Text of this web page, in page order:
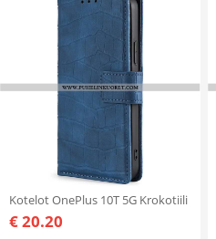
Kotelot OnePlus 10T 5G Krokotiili
€ 20.20